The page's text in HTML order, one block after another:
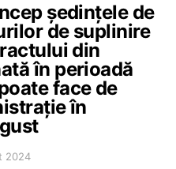
ședințele de
de suplinire
din
în perioadă
face de
în
2024